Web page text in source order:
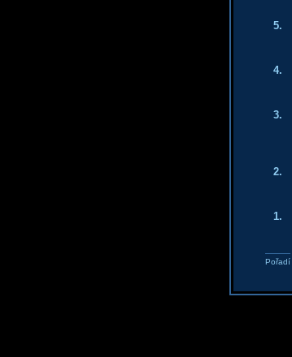
5.
4.
3.
2.
1.
Pořadí